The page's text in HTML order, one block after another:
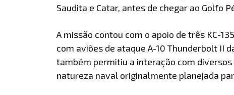
Saudita e Catar, antes de chegar ao Golfo
A missão contou com o apoio de três KC-
com aviões de ataque A-10 Thunderbolt II
também permitiu a interação com
natureza naval originalmente planejada